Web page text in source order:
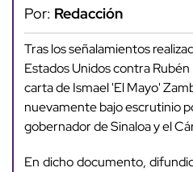
Por: Redacción
Tras los señalamientos
Estados Unidos contra
carta de Ismael 'El Mayo'
nuevamente bajo escrutinio
gobernador de Sinaloa y el
En dicho documento,